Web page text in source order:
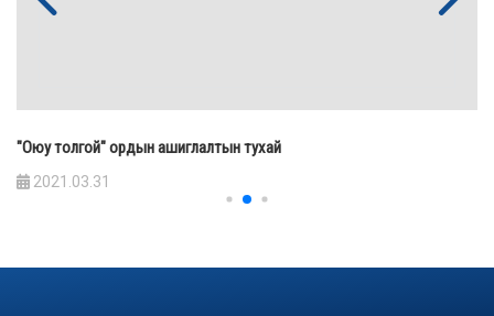
"Оюу толгой" ордын ашиглалтын тухай
2021.03.31